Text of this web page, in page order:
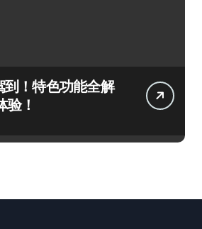
！特色功能全解
验！